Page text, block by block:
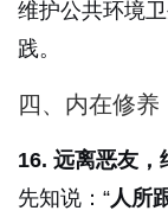
维护公共环境
践。
四、内在修养
16. 远离恶友，
先知说：“人所